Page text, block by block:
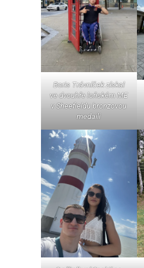
Boris Trávníček získal
ve dvouhře loňském ME
v Sheefieldu bronzovou
medaili